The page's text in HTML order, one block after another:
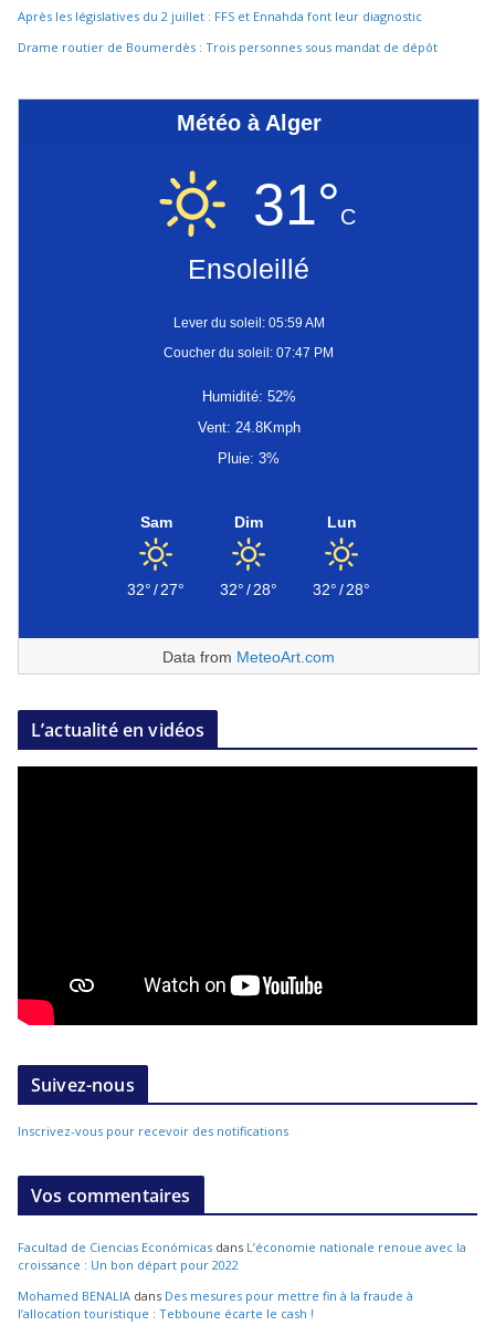
Après les législatives du 2 juillet : FFS et Ennahda font leur diagnostic
Drame routier de Boumerdès : Trois personnes sous mandat de dépôt
Météo à Alger
31°C
Ensoleillé
Lever du soleil: 05:59 AM
Coucher du soleil: 07:47 PM
Humidité: 52%
Vent: 24.8Kmph
Pluie: 3%
Sam
32°/27°
Dim
32°/28°
Lun
32°/28°
Data from MeteoArt.com
L’actualité en vidéos
Suivez-nous
Inscrivez-vous pour recevoir des notifications
Vos commentaires
Facultad de Ciencias Económicas dans L’économie nationale renoue avec la
croissance : Un bon départ pour 2022
Mohamed BENALIA dans Des mesures pour mettre fin à la fraude à
l’allocation touristique : Tebboune écarte le cash !